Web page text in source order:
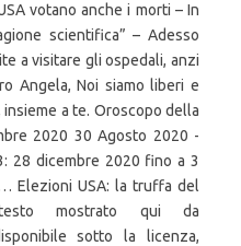
votano anche i morti – In
scientifica” – Adesso
a visitare gli ospedali, anzi
Angela, Noi siamo liberi e
a te. Oroscopo della
2020 30 Agosto 2020 -
28 dicembre 2020 fino a 3
Elezioni USA: la truffa del
mostrato qui da
sotto la licenza,